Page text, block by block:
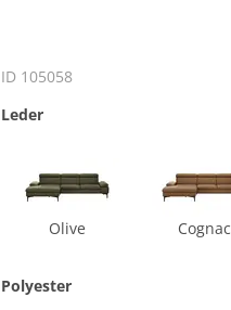
ID 105058
Leder
Olive Cognac
Polyester